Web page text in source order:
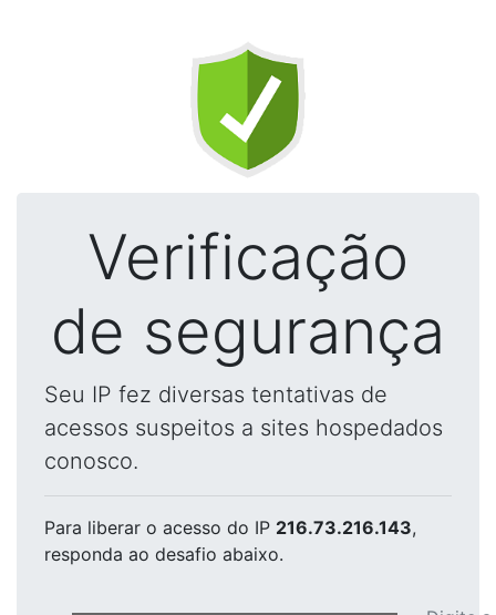
Verificação
de segurança
Seu IP fez diversas tentativas de
acessos suspeitos a sites hospedados
conosco.
Para liberar o acesso do IP 216.73.216.143,
responda ao desafio abaixo.